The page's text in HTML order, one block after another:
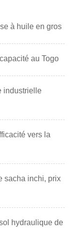
à huile en gros
au Togo
industrielle
vers la
sacha inchi, prix
hydraulique de